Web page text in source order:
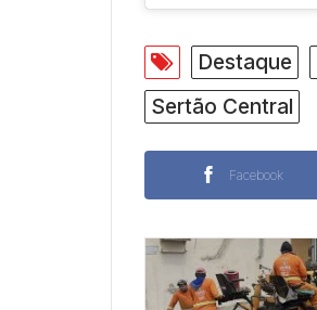
Destaque
Sertão Central
Facebook